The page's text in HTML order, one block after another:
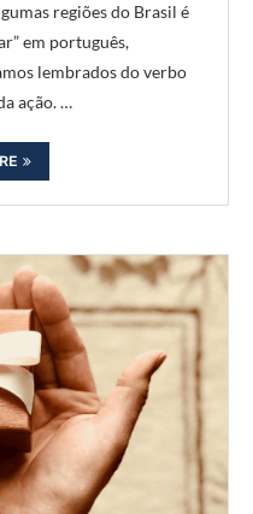
regiões do Brasil é
em português,
lembrados do verbo
ação. …